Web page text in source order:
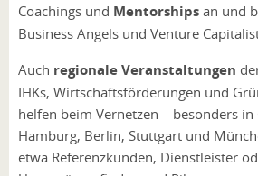
Coachings und Mentorships an und
Business Angels und Venture
Auch regionale Veranstaltungen
IHKs, Wirtschaftsförderungen und
helfen beim Vernetzen – besonders
Hamburg, Berlin, Stuttgart und
etwa Referenzkunden, Dienstleister